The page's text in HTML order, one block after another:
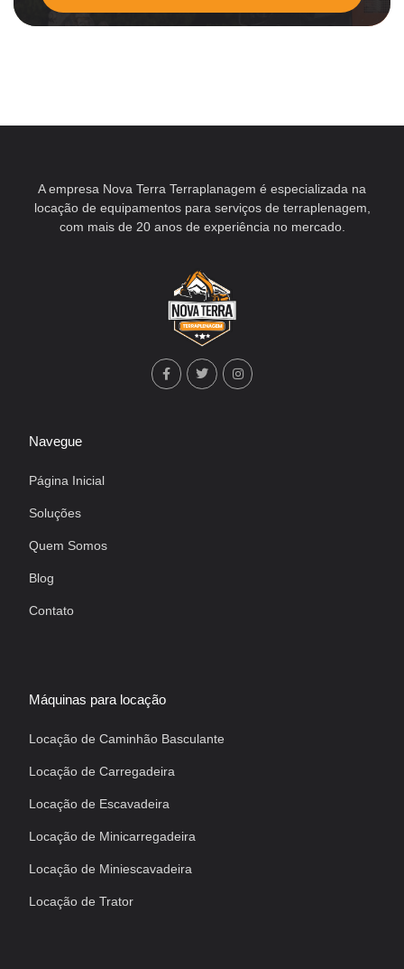
A empresa Nova Terra Terraplanagem é especializada na
locação de equipamentos para serviços de terraplenagem,
com mais de 20 anos de experiência no mercado.
Navegue
Página Inicial
Soluções
Quem Somos
Blog
Contato
Máquinas para locação
Locação de Caminhão Basculante
Locação de Carregadeira
Locação de Escavadeira
Locação de Minicarregadeira
Locação de Miniescavadeira
Locação de Trator